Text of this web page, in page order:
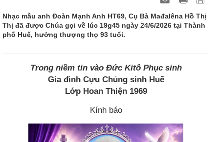
Nhạc mẫu anh Đoàn Mạnh Anh HT69, Cụ Bà Mađalêna Hồ Thị
Thị đã được Chúa gọi về lúc 19g45 ngày 24/6/2026 tại Thành
phố Huế, hưởng thượng thọ 93 tuổi.
Trong niềm tin vào Đức Kitô Phục sinh
Gia đình Cựu Chủng sinh Huế
Lớp Hoan Thiện 1969
Kính báo